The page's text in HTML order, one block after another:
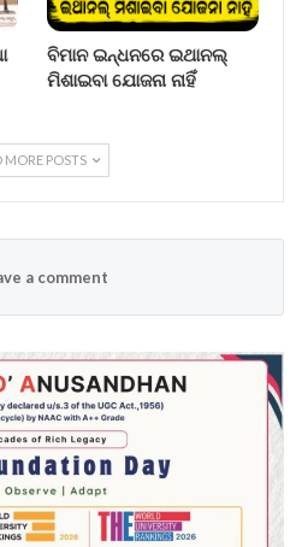
ବିମାନ ଇନ୍ଧନରେ ଇଥାନଲ୍
ମିଶାଇବା ଯୋଜନା ନାହିଁ
MORE POSTS
a comment